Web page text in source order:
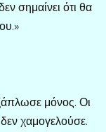
σημαίνει ότι θα
μόνος. Οι
χαμογελούσε.